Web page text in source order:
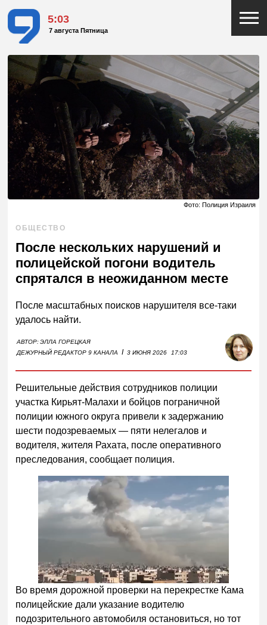
5:03
7 августа Пятница
Фото: Полиция Израиля
ОБЩЕСТВО
После нескольких нарушений и
полицейской погони водитель
спрятался в неожиданном месте
После масштабных поисков нарушителя все-таки
удалось найти.
АВТОР:ЭЛЛА ГОРЕЦКАЯ
ДЕЖУРНЫЙ РЕДАКТОР 9 КАНАЛА
I 3 ИЮНЯ 2026 17:03
Решительные действия сотрудников полиции
участка Кирьят-Малахи и бойцов пограничной
полиции южного округа привели к задержанию
шести подозреваемых — пяти нелегалов и
водителя, жителя Рахата, после оперативного
преследования, сообщает полиция.
Во время дорожной проверки на перекрестке Кама
полицейские дали указание водителю
подозрительного автомобиля остановиться, но тот